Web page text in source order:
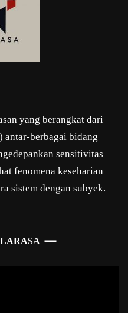
yang berangkat dari
) antar-berbagai bidang
sensitivitas
fenomena keseharian
sistem dengan subyek.